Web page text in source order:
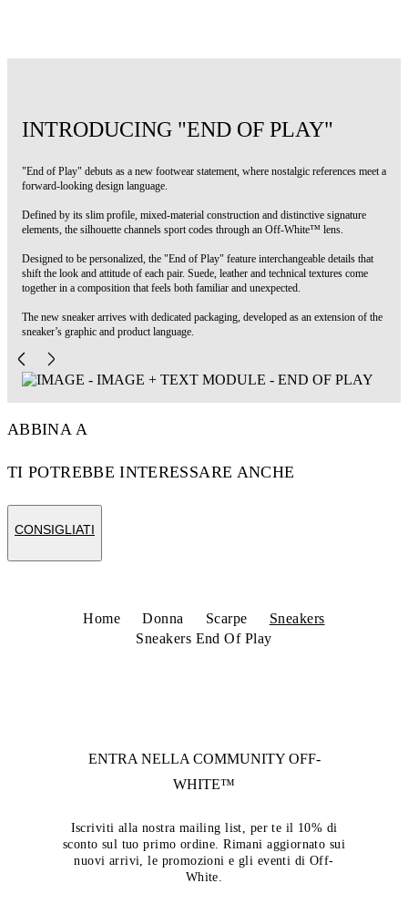
INTRODUCING "END OF PLAY"
"End of Play" debuts as a new footwear statement, where nostalgic references meet a
forward-looking design language.
Defined by its slim profile, mixed-material construction and distinctive signature
elements, the silhouette channels sport codes through an Off-White™ lens.
Designed to be personalized, the "End of Play" feature interchangeable details that
shift the look and attitude of each pair. Suede, leather and technical textures come
together in a composition that feels both familiar and unexpected.
The new sneaker arrives with dedicated packaging, developed as an extension of the
sneaker’s graphic and product language.
ABBINA A
TI POTREBBE INTERESSARE ANCHE
CONSIGLIATI
Home Donna Scarpe
Sneakers
Sneakers End Of Play
ENTRA NELLA COMMUNITY OFF-
WHITE™
Iscriviti alla nostra mailing list, per te il 10% di
sconto sul tuo primo ordine. Rimani aggiornato sui
nuovi arrivi, le promozioni e gli eventi di Off-
White.